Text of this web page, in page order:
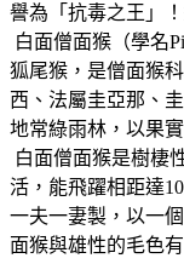
譽為「抗毒之王」
白面僧面猴（學名
狐尾猴，是僧面猴
西、法屬圭亞那、
地常綠雨林，以果
白面僧面猴是樹棲
活，能飛躍相距達
一夫一妻製，以一
面猴與雄性的毛色